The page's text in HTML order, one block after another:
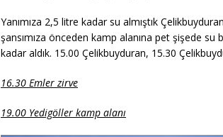
Yanımıza 2,5 litre kadar su almıştık
şansımıza önceden kamp alanına pet şişede su
kadar aldık. 15.00 Çelikbuyduran, 15.30
16.30 Emler zirve
19.00 Yedigöller kamp alanı